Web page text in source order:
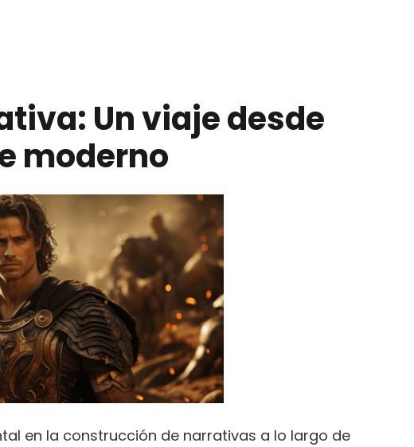
Un viaje desde
moderno
en la construcción de narrativas a lo largo de